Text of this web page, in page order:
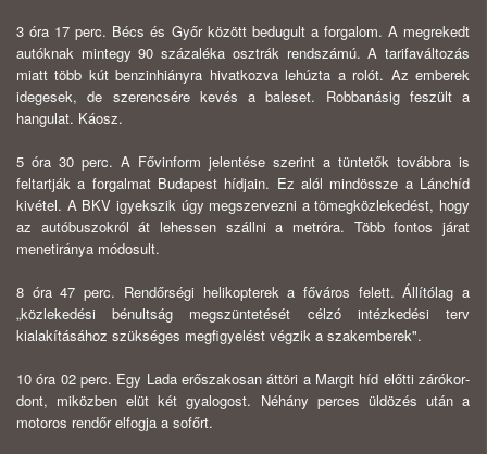
3 óra 17 perc. Bécs és Győr között bedugult a forgalom. A megrekedt
autóknak mintegy 90 százaléka osztrák rendszámú. A tarifaváltozás
miatt több kút benzinhiányra hivatkozva lehúzta a rolót. Az emberek
idegesek, de szeren­csére kevés a baleset. Robbanásig feszült a
hangulat. Káosz.
5 óra 30 perc. A Fővinform jelentése szerint a tüntetők továbbra is
feltart­ják a forgalmat Budapest hídjain. Ez alól mindössze a Lánchíd
kivétel. A BKV igyekszik úgy megszervezni a tömegközlekedést, hogy
az autóbuszokról át le­hessen szállni a metróra. Több fontos járat
menetiránya módosult.
8 óra 47 perc. Rendőrségi helikopterek a főváros felett. Állítólag a
„közle­kedési bénultság megszüntetését célzó intézkedési terv
kialakításához szükséges megfigyelést végzik a szakemberek".
10 óra 02 perc. Egy Lada erőszakosan áttöri a Margit híd előtti zárókor­
dont, miközben elüt két gyalogost. Néhány perces üldözés után a
motoros rendőr elfogja a sofőrt.